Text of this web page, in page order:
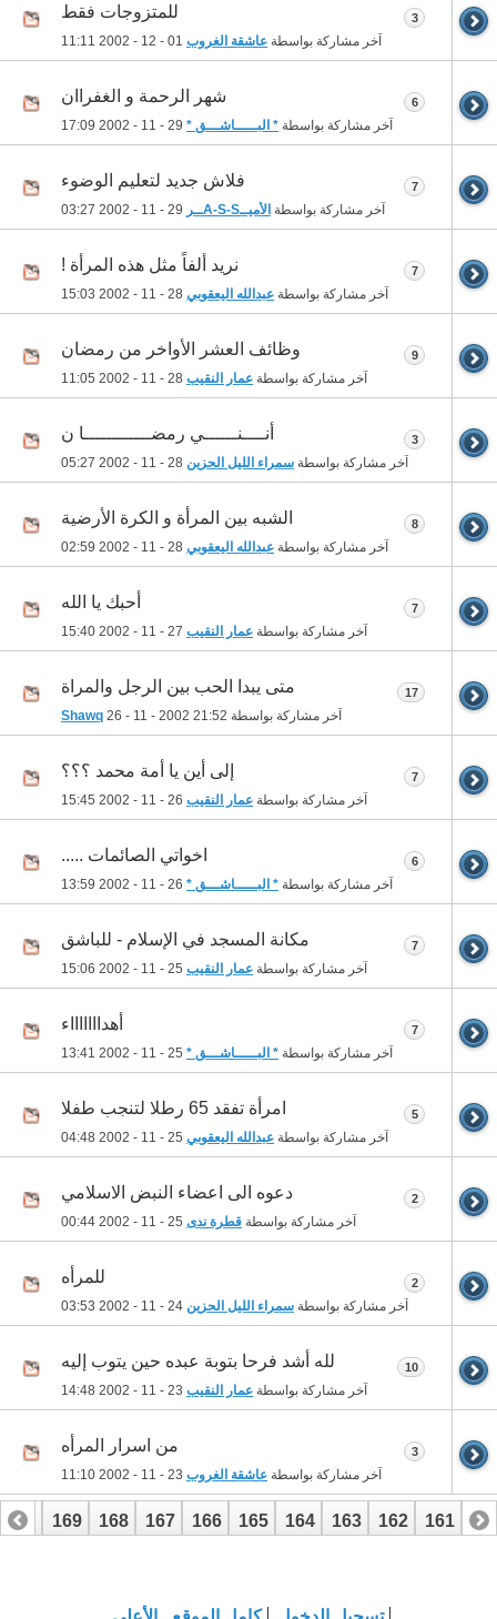
للمتزوجات فقط
آخر مشاركة بواسطة عاشقة الغروب 11:11
3
شهر الرحمة و الغفراان
آخر مشاركة بواسطة * البـــــاشـــق * 17:09
6
فلاش جديد لتعليم الوضوء
آخر مشاركة بواسطة الأميــA-S-Sــر 03:27
7
نريد ألفاً مثل هذه المرأة !
آخر مشاركة بواسطة عبدالله اليعقوبي 15:03
7
وظائف العشر الأواخر من رمضان
آخر مشاركة بواسطة عمار النقيب 11:05
9
أنــــنــــــي رمضــــــــــــا ن
آخر مشاركة بواسطة سمراء الليل الحزين 05:27
3
الشبه بين المرأة و الكرة الأرضية
آخر مشاركة بواسطة عبدالله اليعقوبي 02:59
8
أحبك يا الله
آخر مشاركة بواسطة عمار النقيب 15:40
7
متى يبدا الحب بين الرجل والمراة
آخر مشاركة بواسطة Shawq 26 - 11 - 2002 21:52
17
إلى أين يا أمة محمد ؟؟؟
آخر مشاركة بواسطة عمار النقيب 15:45
7
اخواتي الصائمات .....
آخر مشاركة بواسطة * البـــــاشـــق * 13:59
6
مكانة المسجد في الإسلام - للباشق
آخر مشاركة بواسطة عمار النقيب 15:06
7
أهداااااااء
آخر مشاركة بواسطة * البـــــاشـــق * 13:41
7
امرأة تفقد 65 رطلا لتنجب طفلا
آخر مشاركة بواسطة عبدالله اليعقوبي 04:48
5
دعوه الى اعضاء النبض الاسلامي
آخر مشاركة بواسطة قطرة ندى 00:44
2
للمرأه
آخر مشاركة بواسطة سمراء الليل الحزين 03:53
2
لله أشد فرحا بتوبة عبده حين يتوب إليه
آخر مشاركة بواسطة عمار النقيب 14:48
10
من اسرار المرأه
آخر مشاركة بواسطة عاشقة الغروب 11:10
3
161
162
163
164
165
166
167
168
169
170